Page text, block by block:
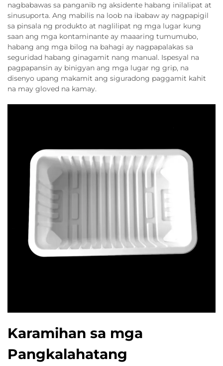
nagbabawas sa panganib ng aksidente habang inilalipat at
sinusuporta. Ang mabilis na loob na ibabaw ay nagpapigil
sa pinsala ng produkto at naglilipat ng mga lugar kung
saan ang mga kontaminante ay maaaring tumumubo,
habang ang mga bilog na bahagi ay nagpapalakas sa
seguridad habang ginagamit nang manual. Ispesyal na
pagpapansin ay binigyan ang mga lugar ng grip, na
disenyo upang makamit ang siguradong paggamit kahit
na may gloved na kamay.
Karamihan sa mga
Pangkalahatang